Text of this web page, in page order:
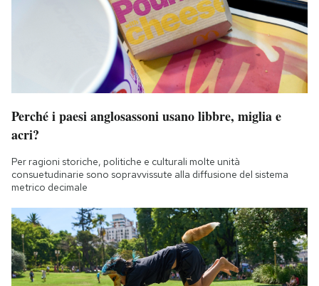
Perché i paesi anglosassoni usano libbre, miglia e
acri?
Per ragioni storiche, politiche e culturali molte unità
consuetudinarie sono sopravvissute alla diffusione del sistema
metrico decimale